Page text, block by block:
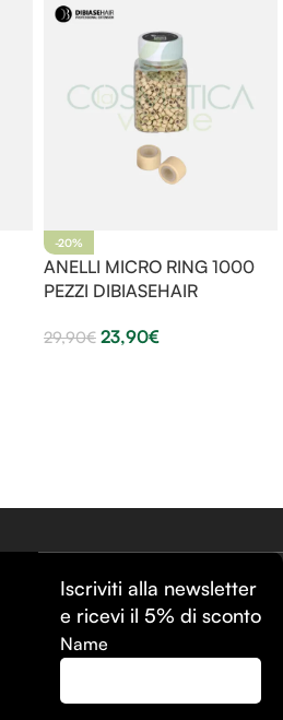
-20%
ANELLI MICRO RING 1000
PEZZI DIBIASEHAIR
29,90€ 23,90€
Iscriviti alla newsletter
e ricevi il 5% di sconto
Name